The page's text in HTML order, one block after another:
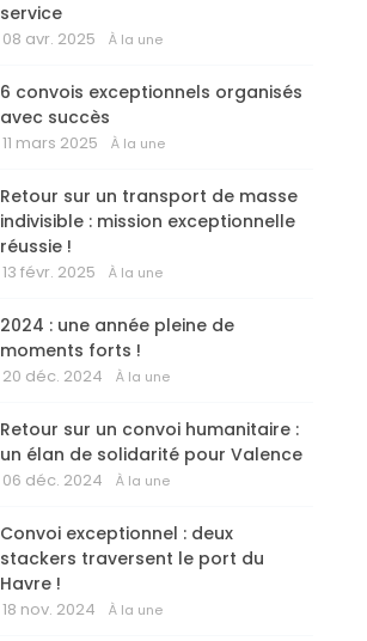
service
08 avr. 2025 À la une
6 convois exceptionnels organisés
avec succès
11 mars 2025 À la une
Retour sur un transport de masse
indivisible : mission exceptionnelle
réussie !
13 févr. 2025 À la une
2024 : une année pleine de
moments forts !
20 déc. 2024 À la une
Retour sur un convoi humanitaire :
un élan de solidarité pour Valence
06 déc. 2024 À la une
Convoi exceptionnel : deux
stackers traversent le port du
Havre !
18 nov. 2024 À la une